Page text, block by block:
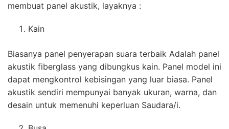
membuat panel akustik, layaknya :
Kain
Biasanya panel penyerapan suara terbaik Adalah panel
akustik fiberglass yang dibungkus kain. Panel model ini
dapat mengkontrol kebisingan yang luar biasa. Panel
akustik sendiri mempunyai banyak ukuran, warna, dan
desain untuk memenuhi keperluan Saudara/i.